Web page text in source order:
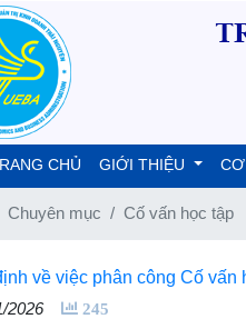
CHỦ (current)
GIỚI THIỆU
Chuyên mục Cố vấn học tập
về việc phân công Cố
2026
245